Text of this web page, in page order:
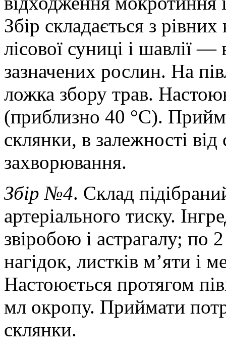
Збір складається з
лісової суниці і шавлії
зазначених рослин. На
ложка збору трав.
(приблизно 40 °C).
склянки, в залежності
захворювання.
Збір №4. Склад
артеріального тиску.
звіробою і астрагалу; по
нагідок, листків м’яти і
Настоюється протягом
мл окропу. Приймати
склянки.